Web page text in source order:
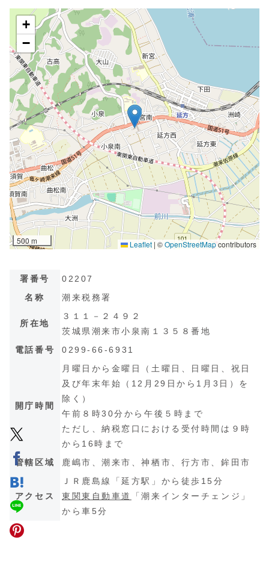
署番号
02207
名称
潮来税務署
所在地
３１１－２４９２
茨城県潮来市小泉南１３５８番地
電話番号
0299-66-6931
開庁時間
月曜日から金曜日（土曜日、日曜日、祝日
及び年末年始（12月29日から1月3日）を
除く）
午前８時30分から午後５時まで
ただし、納税窓口における受付時間は９時
から16時まで
管轄区域
鹿嶋市、潮来市、神栖市、行方市、鉾田市
アクセス
ＪＲ鹿島線「延方駅」から徒歩15分
東関東自動車道
「潮来インターチェンジ」
から車5分